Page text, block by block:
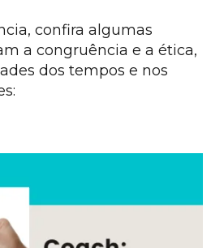
confira algumas
a congruência e a ética,
dos tempos e nos